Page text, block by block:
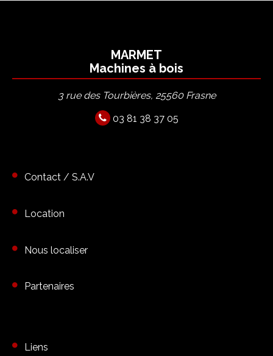
MARMET
Machines à bois
3 rue des Tourbières, 25560 Frasne
03 81 38 37 05
Contact / S.A.V
Location
Nous localiser
Partenaires
Liens